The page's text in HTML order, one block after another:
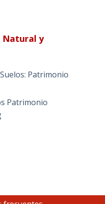
Natural y
Patrimonio
Patrimonio